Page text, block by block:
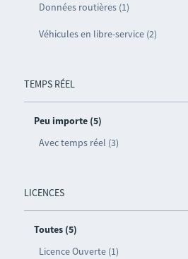
Données routières (1)
Véhicules en libre-service (2)
TEMPS RÉEL
Peu importe (5)
Avec temps réel (3)
LICENCES
Toutes (5)
Licence Ouverte (1)